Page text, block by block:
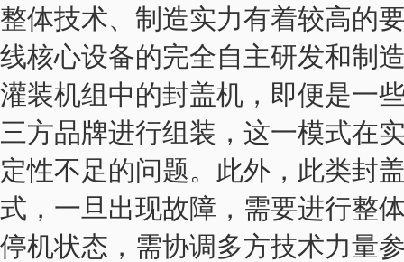
整体技术、制造实力有着较高的
线核心设备的完全自主研发和制
灌装机组中的封盖机，即便是一
三方品牌进行组装，这一模式在
定性不足的问题。此外，此类封
式，一旦出现故障，需要进行整
停机状态，需协调多方技术力量